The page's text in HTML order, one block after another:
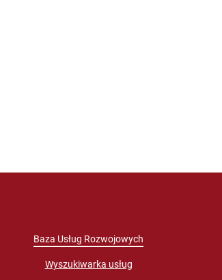
Baza Usług Rozwojowych
Wyszukiwarka usług